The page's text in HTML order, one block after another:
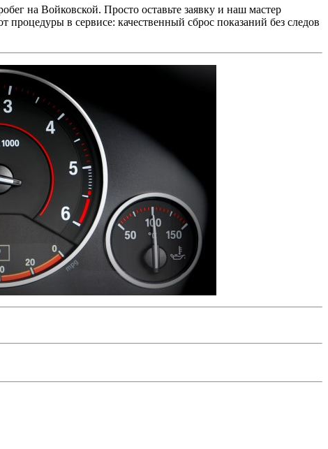
на Войковской. Просто оставьте заявку и наш мастер
процедуры в сервисе: качественный сброс показаний без следов